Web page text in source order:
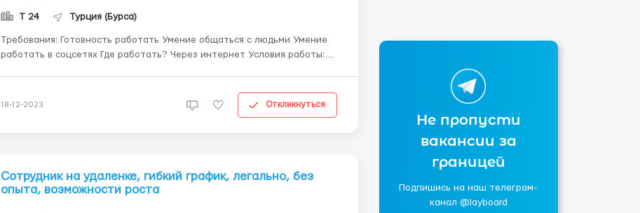
Т 24 Турция (Бурса)
Требования: Готовность работать Умение общаться с людьми Умение
работать в соцсетях Где работать? Через интернет Условия работы:
18-12-2023 Откликнуться
Сотрудник на удаленке, гибкий график, легально, без
опыта, возможности роста
Не пропусти
вакансии за
границей
Подпишись на наш телеграм-
канал @layboard